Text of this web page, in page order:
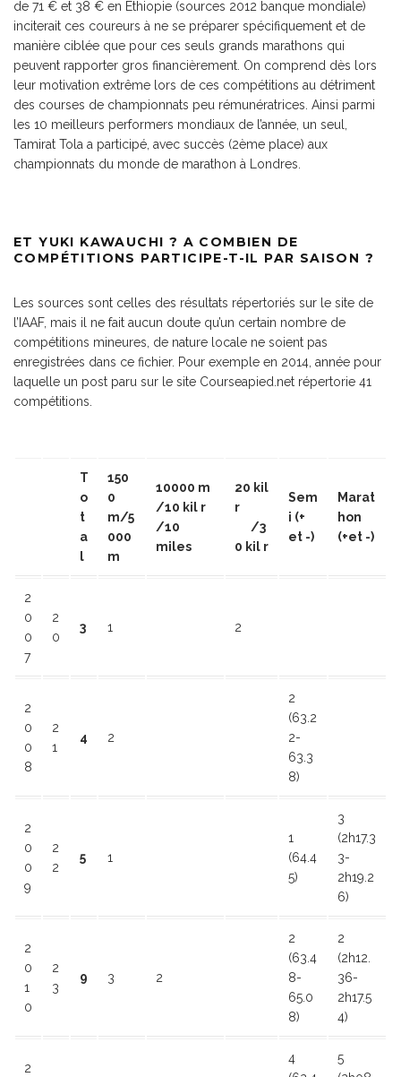
de 71 € et 38 € en Ethiopie (sources 2012 banque mondiale)
inciterait ces coureurs à ne se préparer spécifiquement et de
manière ciblée que pour ces seuls grands marathons qui
peuvent rapporter gros financièrement. On comprend dès lors
leur motivation extrême lors de ces compétitions au détriment
des courses de championnats peu rémunératrices. Ainsi parmi
les 10 meilleurs performers mondiaux de l’année, un seul,
Tamirat Tola a participé, avec succès (2ème place) aux
championnats du monde de marathon à Londres.
ET YUKI KAWAUCHI ? A COMBIEN DE
COMPÉTITIONS PARTICIPE-T-IL PAR SAISON ?
Les sources sont celles des résultats répertoriés sur le site de
l’IAAF, mais il ne fait aucun doute qu’un certain nombre de
compétitions mineures, de nature locale ne soient pas
enregistrées dans ce fichier. Pour exemple en 2014, année pour
laquelle un post paru sur le site Courseapied.net répertorie 41
compétitions.
T
o
t
a
l
150
0
m/5
000
m
10000 m
/10 kil r
/10
miles
20 kil
r
/3
0 kil r
Sem
i (+
et -)
Marat
hon
(+et -)
2
0
0
7
2
0
3 1 2
2
0
0
8
2
1
4 2
2
(63.2
2-
63.3
8)
2
0
0
9
2
2
5 1
1
(64.4
5)
3
(2h17.3
3-
2h19.2
6)
2
0
1
0
2
3
9 3 2
2
(63.4
8-
65.0
8)
2
(2h12.
36-
2h17.5
4)
2
4
5